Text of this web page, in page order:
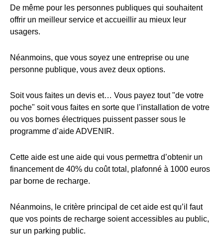
De même pour les personnes publiques qui souhaitent
offrir un meilleur service et accueillir au mieux leur
usagers.
Néanmoins, que vous soyez une entreprise ou une
personne publique, vous avez deux options.
Soit vous faites un devis et… Vous payez tout "de votre
poche" soit vous faites en sorte que l’installation de votre
ou vos bornes électriques puissent passer sous le
programme d’aide ADVENIR.
Cette aide est une aide qui vous permettra d’obtenir un
financement de 40% du coût total, plafonné à 1000 euros
par borne de recharge.
Néanmoins, le critère principal de cet aide est qu’il faut
que vos points de recharge soient accessibles au public,
sur un parking public.